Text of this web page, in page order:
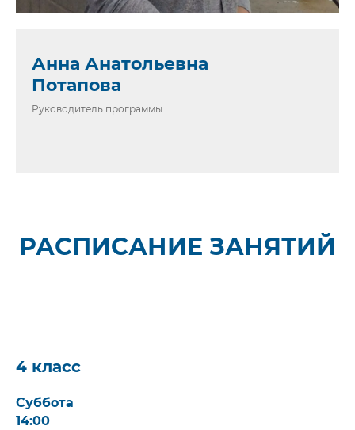
Анна Анатольевна
Потапова
Руководитель программы
РАСПИСАНИЕ ЗАНЯТИЙ
4 класс
Суббота
14:00